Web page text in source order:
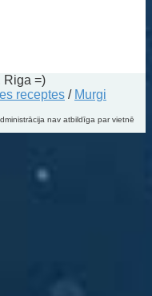
Riga =)
receptes / Murgi
nav atbildīga par vietnē